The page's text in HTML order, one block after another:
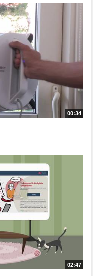
00:34
02:47